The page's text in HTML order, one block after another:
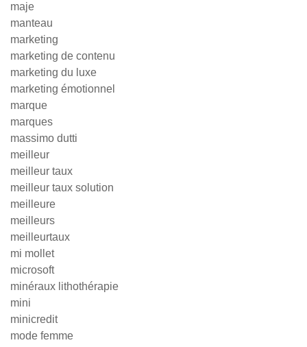
maje
manteau
marketing
marketing de contenu
marketing du luxe
marketing émotionnel
marque
marques
massimo dutti
meilleur
meilleur taux
meilleur taux solution
meilleure
meilleurs
meilleurtaux
mi mollet
microsoft
minéraux lithothérapie
mini
minicredit
mode femme